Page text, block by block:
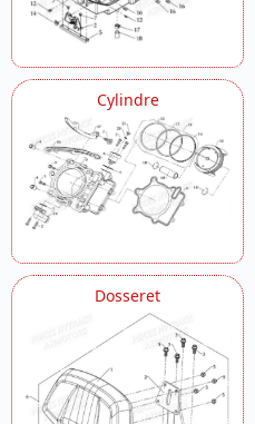
Cylindre
Dosseret